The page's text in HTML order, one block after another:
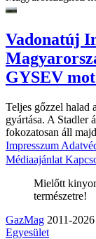
Vadonatúj
GYSEV
Teljes gőzzel
gyártása. A Stadler
fokozatosan áll
Impresszum
Médiaajánlat
Mielőtt
természetre!
GazMag 2011-2026
Egyesület